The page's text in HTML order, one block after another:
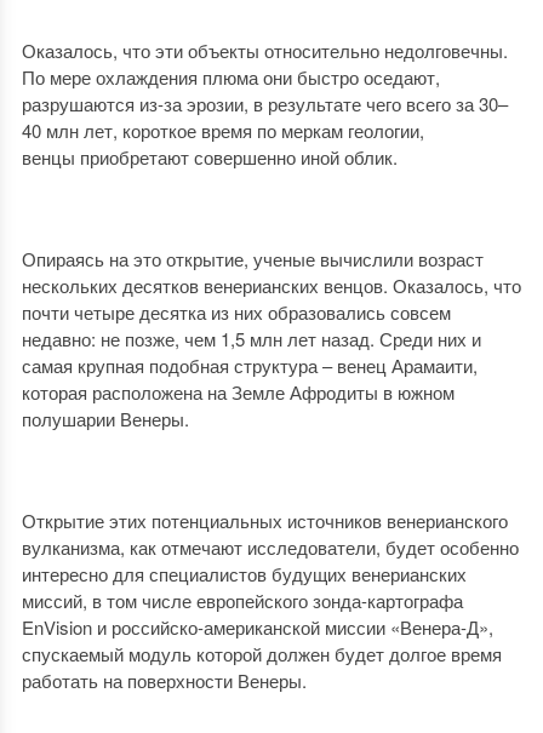
Оказалось, что эти объекты относительно недолговечны.
По мере охлаждения плюма они быстро оседают,
разрушаются из-за эрозии, в результате чего всего за 30–
40 млн лет, короткое время по меркам геологии,
венцы приобретают совершенно иной облик.
Опираясь на это открытие, ученые вычислили возраст
нескольких десятков венерианских венцов. Оказалось, что
почти четыре десятка из них образовались совсем
недавно: не позже, чем 1,5 млн лет назад. Среди них и
самая крупная подобная структура – венец Арамаити,
которая расположена на Земле Афродиты в южном
полушарии Венеры.
Открытие этих потенциальных источников венерианского
вулканизма, как отмечают исследователи, будет особенно
интересно для специалистов будущих венерианских
миссий, в том числе европейского зонда-картографа
EnVision и российско-американской миссии «Венера-Д»,
спускаемый модуль которой должен будет долгое время
работать на поверхности Венеры.